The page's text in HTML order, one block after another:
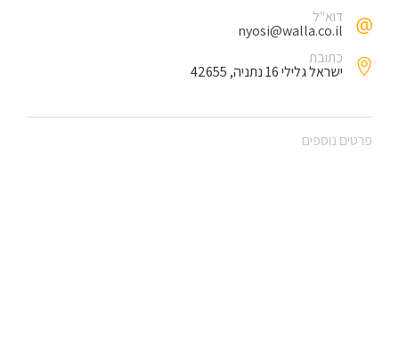
דוא"ל
nyosi@walla.co.il
כתובת
ישראל גלילי 16 נתניה, 42655
פרטים נוספים